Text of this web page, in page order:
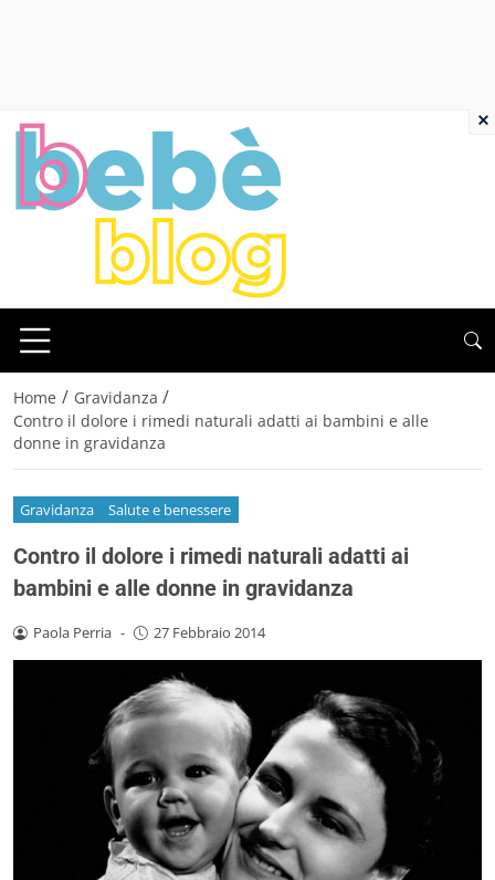
Home / Gravidanza /
Contro il dolore i rimedi naturali adatti ai bambini e alle
donne in gravidanza
Gravidanza Salute e benessere
Contro il dolore i rimedi naturali adatti ai
bambini e alle donne in gravidanza
Paola Perria - 27 Febbraio 2014
×